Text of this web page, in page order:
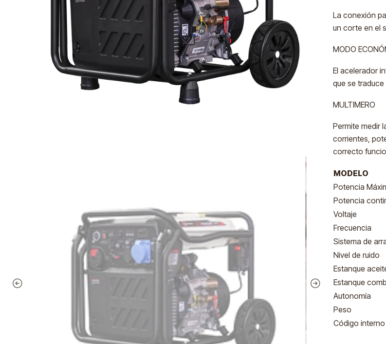
La conexión
un corte en el
MODO
El acelerador
que se
MULTIMERO
Permite medir
corrientes,
correcto
MODELO
Potencia
Potencia
Voltaje
Frecuencia
Sistema de
Nivel de ruido
Estanque
Estanque
Autonomía
Peso
Código interno